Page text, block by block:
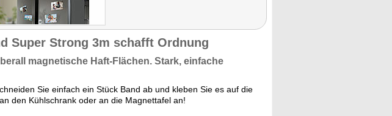
Super Strong 3m schafft Ordnung
magnetische Haft-Flächen. Stark, einfache
Sie einfach ein Stück Band ab und kleben Sie es auf die
den Kühlschrank oder an die Magnettafel an!